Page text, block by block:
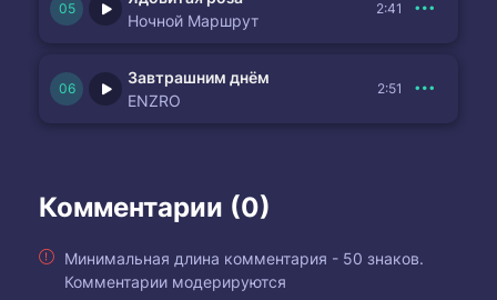
Ночной Маршрут
2:41
Завтрашним днём
ENZRO
2:51
Комментарии (0)
Минимальная длина комментария - 50 знаков.
Комментарии модерируются